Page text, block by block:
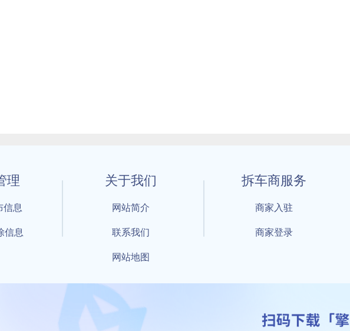
理
信息
信息
关于我们
网站简介
联系我们
网站地图
拆车商服务
商家入驻
商家登录
© 2021 By 擎天拆车-买卖拆车件，擎天拆车好省快 All Rights Reserved
工信部备案号：鲁ICP备18021004号-17 公安部备案号： 鲁公网安备